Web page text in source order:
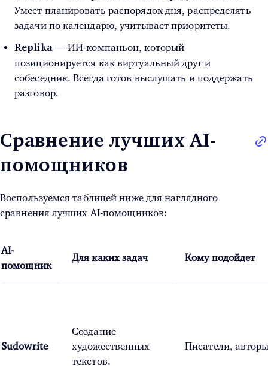
Умеет планировать распорядок дня, распределять
задачи по календарю, учитывает приоритеты.
Replika — ИИ-компаньон, который
позиционируется как виртуальный друг и
собеседник. Всегда готов выслушать и поддержать
разговор.
Сравнение лучших AI-
помощников
Воспользуемся таблицей ниже для наглядного
сравнения лучших AI-помощников:
AI-
помощник
Для каких задач Кому подойдет
Sudowrite
Создание
художественных
текстов.
Писатели,